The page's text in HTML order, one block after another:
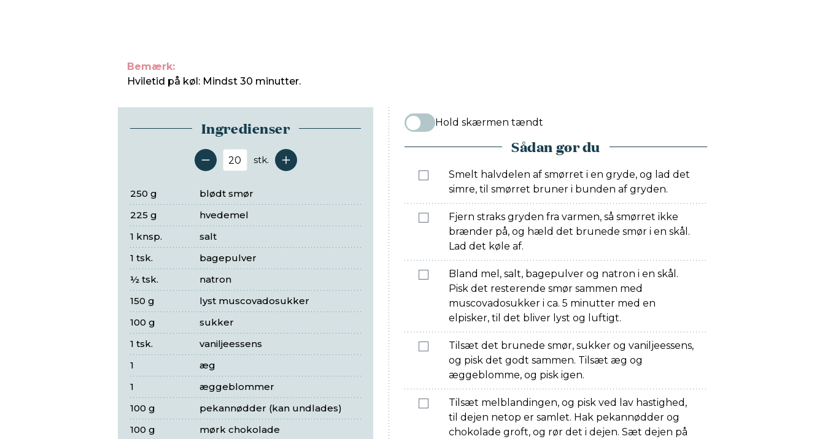
Bemærk:
Hviletid på køl: Mindst 30 minutter.
Ingredienser
Antal serveringer
stk.
blødt smør
250 g
hvedemel
225 g
salt
1 knsp.
bagepulver
1 tsk.
natron
½ tsk.
lyst muscovadosukker
150 g
sukker
100 g
vaniljeessens
1 tsk.
æg
1
æggeblommer
1
pekannødder (kan undlades)
100 g
mørk chokolade
100 g
Hold skærmen tændt
Sådan gør du
Smelt halvdelen af smørret i en gryde, og lad det
simre, til smørret bruner i bunden af gryden.
Fjern straks gryden fra varmen, så smørret ikke
brænder på, og hæld det brunede smør i en skål.
Lad det køle af.
Bland mel, salt, bagepulver og natron i en skål.
Pisk det resterende smør sammen med
muscovadosukker i ca. 5 minutter med en
elpisker, til det bliver lyst og luftigt.
Tilsæt det brunede smør, sukker og vaniljeessens,
og pisk det godt sammen. Tilsæt æg og
æggeblomme, og pisk igen.
Tilsæt melblandingen, og pisk ved lav hastighed,
til dejen netop er samlet. Hak pekannødder og
chokolade groft, og rør det i dejen. Sæt dejen på